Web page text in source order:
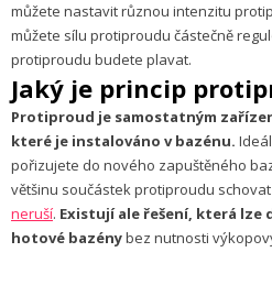
můžete nastavit různou intenzitu
můžete sílu protiproudu částečně
protiproudu budete plavat.
Jaký je princip
Protiproud je samostatným
které je instalováno v bazénu.
pořizujete do nového zapuštěného
většinu součástek protiproudu
neruší. Existují ale řešení, která
hotové bazénybez nutnosti